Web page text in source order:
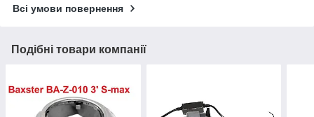
Всі умови повернення
Подібні товари компанії